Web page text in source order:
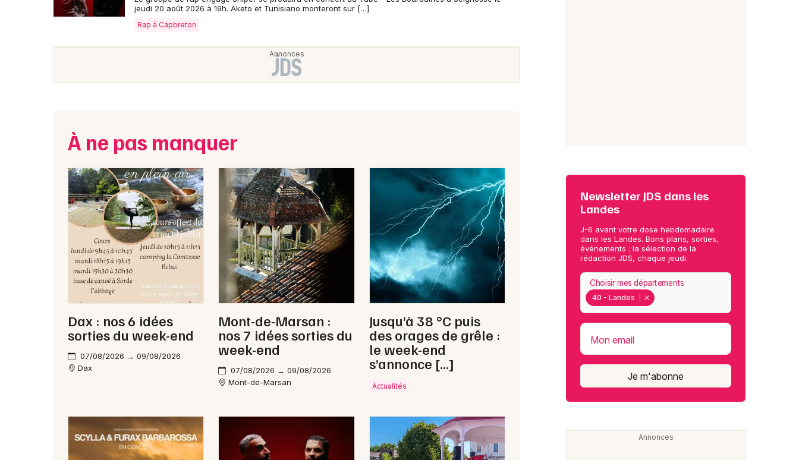
40 - Landes
Choisir mes départements
Mon email
Je m'abonne
jeudi 20 août 2026 à 19h. Aketo et Tunisiano monteront sur […]
Rap à Capbreton
À ne pas manquer
Dax : nos 6 idées
sorties du week-end
07/08/2026 → 09/08/2026
Dax
Mont-de-Marsan :
nos 7 idées sorties du
week-end
07/08/2026 → 09/08/2026
Mont-de-Marsan
Jusqu’à 38 °C puis
des orages de grêle :
le week-end
s’annonce […]
Actualités
Newsletter JDS dans les
Landes
J-6 avant votre dose hebdomadaire
dans les Landes. Bons plans, sorties,
événements : la sélection de la
rédaction JDS, chaque jeudi.
40 - Landes
Choisir mes départements
Mon email
Je m'abonne